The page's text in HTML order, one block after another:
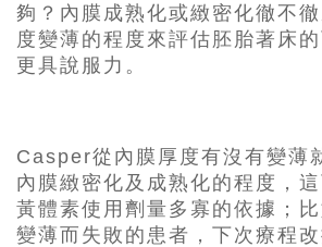
夠？內膜成熟化或緻密化徹不
度變薄的程度來評估胚胎著床
更具說服力。
Casper從內膜厚度有沒有變薄
內膜緻密化及成熟化的程度，
黃體素使用劑量多寡的依據；
變薄而失敗的患者，下次療程